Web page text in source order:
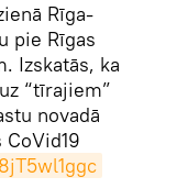
Rīga-
pie Rīgas
Izskatās, ka
“tīrajiem”
novadā